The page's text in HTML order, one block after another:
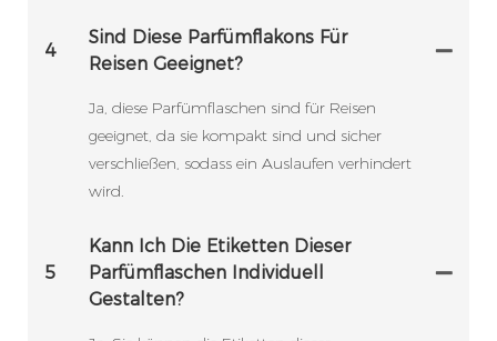
4
Sind Diese Parfümflakons Für
Reisen Geeignet?
Ja, diese Parfümflaschen sind für Reisen
geeignet, da sie kompakt sind und sicher
verschließen, sodass ein Auslaufen verhindert
wird.
5
Kann Ich Die Etiketten Dieser
Parfümflaschen Individuell
Gestalten?